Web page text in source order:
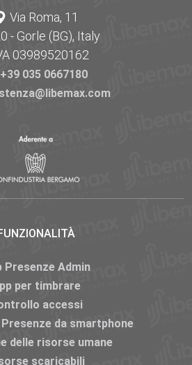
Via Roma, 11
- Gorle (BG), Italy
03989520162
+39 035 0667180
FUNZIONALITÀ
Presenze Admin
per timbrare
accessi
Presenze da smartphone
delle risorse umane
scaricabili